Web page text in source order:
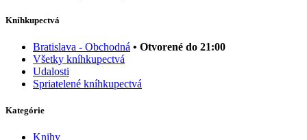
Kníhkupectvá
Bratislava - Obchodná • Otvorené do 21:00
Všetky kníhkupectvá
Udalosti
Spriatelené kníhkupectvá
Kategórie
Knihy